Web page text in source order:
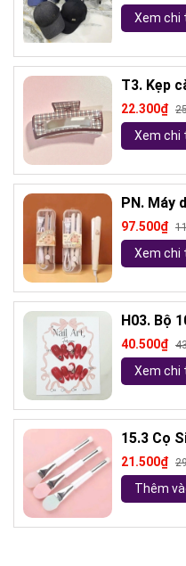
Xem chi
T3. Kẹp
22.300₫
Xem chi
PN. Máy
97.500₫
Xem chi
H03. Bộ
kèm keo
40.500₫
Xem chi
15.3 Cọ
( ngẫu
21.500₫
Thêm